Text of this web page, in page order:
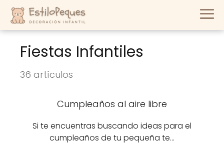
Fiestas Infantiles
36 artículos
Cumpleaños al aire libre
Si te encuentras buscando ideas para el
cumpleaños de tu pequeña te…